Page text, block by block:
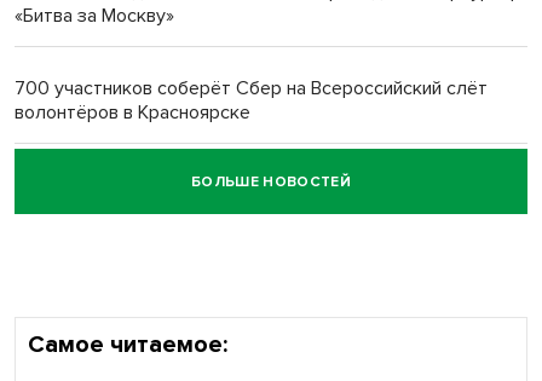
«Битва за Москву»
700 участников соберёт Сбер на Всероссийский слёт
волонтёров в Красноярске
Честный выбор: видеонаблюдение обеспечит
объективность результатов ЕДГ в Новосибирской
БОЛЬШЕ НОВОСТЕЙ
Самое читаемое: